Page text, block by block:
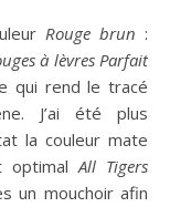
Rouge brun :
à lèvres Parfait
qui rend le tracé
J’ai été plus
la couleur mate
optimalAll Tigers
un mouchoir afin